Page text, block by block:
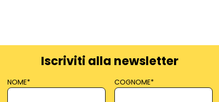
Iscriviti alla newsletter
NOME* COGNOME*